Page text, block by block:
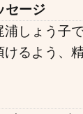
セージ
しょう子
けるよう、